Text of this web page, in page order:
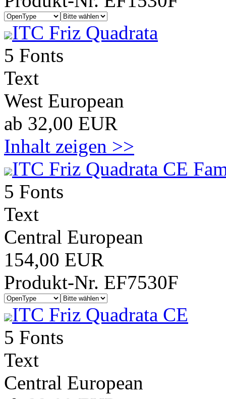
ITC Friz Quadrata
5 Fonts
Text
West European
ab 32,00 EUR
Inhalt zeigen >>
ITC Friz Quadrata CE
5 Fonts
Text
Central European
154,00 EUR
Produkt-Nr. EF7530F
ITC Friz Quadrata CE
5 Fonts
Text
Central European